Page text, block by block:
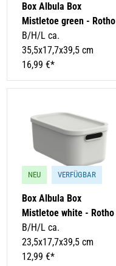
Box Albula Box
Mistletoe green - Rotho
B/H/L ca.
35,5x17,7x39,5 cm
16,99 €*
NEU VERFÜGBAR
Box Albula Box
Mistletoe white - Rotho
B/H/L ca.
23,5x17,7x39,5 cm
12,99 €*